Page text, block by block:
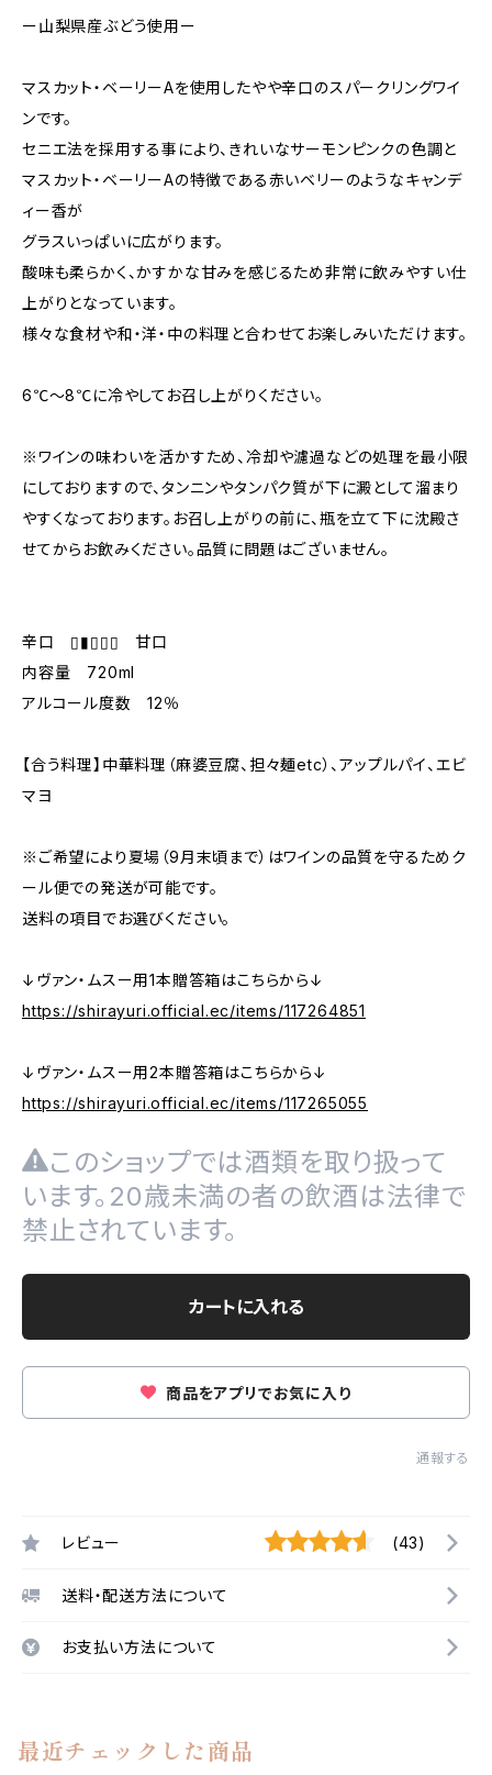
ー山梨県産ぶどう使用ー
マスカット・ベーリーAを使用したやや辛口のスパークリングワイ
ンです。
セニエ法を採用する事により、きれいなサーモンピンクの色調と
マスカット・ベーリーAの特徴である赤いベリーのようなキャンデ
ィー香が
グラスいっぱいに広がります。
酸味も柔らかく、かすかな甘みを感じるため非常に飲みやすい仕
上がりとなっています。
様々な食材や和・洋・中の料理と合わせてお楽しみいただけます。
6℃～8℃に冷やしてお召し上がりください。
※ワインの味わいを活かすため、冷却や濾過などの処理を最小限
にしておりますので、タンニンやタンパク質が下に澱として溜まり
やすくなっております。お召し上がりの前に、瓶を立て下に沈殿さ
せてからお飲みください。品質に問題はございません。
辛口 ▯▮▯▯▯ 甘口
内容量 720ml
アルコール度数 12％
【合う料理】中華料理（麻婆豆腐、担々麺etc）、アップルパイ、エビ
マヨ
※ご希望により夏場（9月末頃まで）はワインの品質を守るためク
ール便での発送が可能です。
送料の項目でお選びください。
↓ヴァン・ムスー用1本贈答箱はこちらから↓
https://shirayuri.official.ec/items/117264851
↓ヴァン・ムスー用2本贈答箱はこちらから↓
https://shirayuri.official.ec/items/117265055
このショップでは酒類を取り扱って
います。20歳未満の者の飲酒は法律で
禁止されています。
カートに入れる
商品をアプリでお気に入り
通報する
レビュー (43)
送料・配送方法について
お支払い方法について
最近チェックした商品